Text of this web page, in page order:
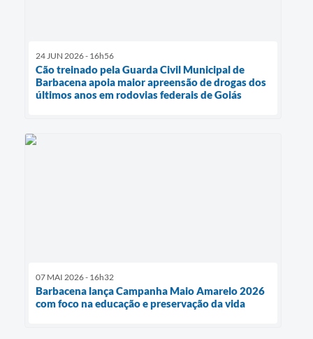
24 JUN 2026 - 16h56
Cão treinado pela Guarda Civil Municipal de
Barbacena apoia maior apreensão de drogas dos
últimos anos em rodovias federais de Goiás
07 MAI 2026 - 16h32
Barbacena lança Campanha Maio Amarelo 2026
com foco na educação e preservação da vida